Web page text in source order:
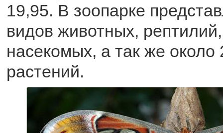
19,95. В зоопарке
видов животных,
насекомых, а так же около
растений.